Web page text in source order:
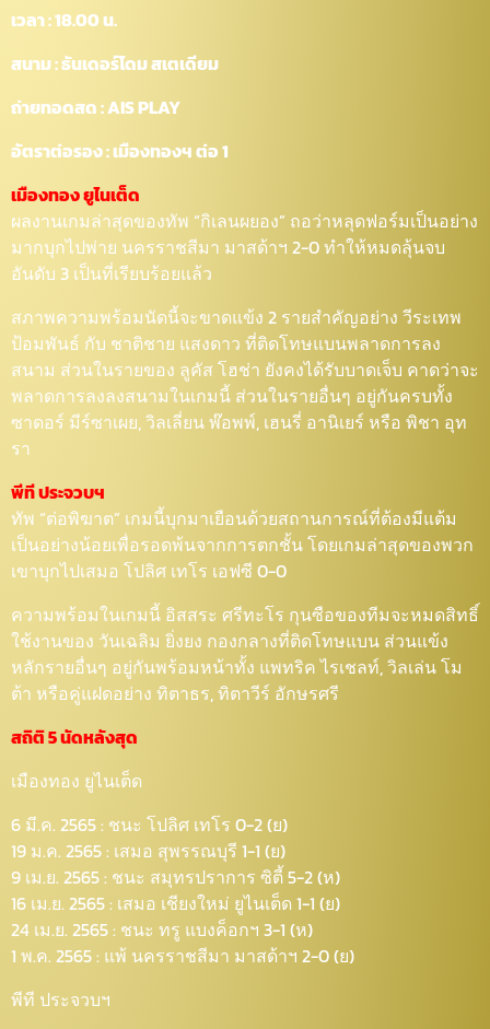
เวลา : 18.00 น.
สนาม : ธันเดอร์โดม สเตเดียม
ถ่ายทอดสด : AIS PLAY
อัตราต่อรอง : เมืองทองฯ ต่อ 1
เมืองทอง ยูไนเต็ด
ผลงานเกมล่าสุดของทัพ “กิเลนผยอง” ถอว่าหลุดฟอร์มเป็นอย่าง
มากบุกไปพ่าย นครราชสีมา มาสด้าฯ 2-0 ทำให้หมดลุ้นจบ
อันดับ 3 เป็นที่เรียบร้อยแล้ว
สภาพความพร้อมนัดนี้จะขาดแข้ง 2 รายสำคัญอย่าง วีระเทพ
ป้อมพันธ์ กับ ชาติชาย แสงดาว ที่ติดโทษแบนพลาดการลง
สนาม ส่วนในรายของ ลูคัส โฮช่า ยังคงได้รับบาดเจ็บ คาดว่าจะ
พลาดการลงลงสนามในเกมนี้ ส่วนในรายอื่นๆ อยู่กันครบทั้ง
ซาดอร์ มีร์ซาเผย, วิลเลี่ยน พ๊อพพ์, เฮนรี่ อานิเยร์ หรือ พิชา อุท
รา
พีที ประจวบฯ
ทัพ “ต่อพิฆาต” เกมนี้บุกมาเยือนด้วยสถานการณ์ที่ต้องมีแต้ม
เป็นอย่างน้อยเพื่อรอดพ้นจากการตกชั้น โดยเกมล่าสุดของพวก
เขาบุกไปเสมอ โปลิศ เทโร เอฟซี 0-0
ความพร้อมในเกมนี้ อิสสระ ศรีทะโร กุนซือของทีมจะหมดสิทธิ์
ใช้งานของ วันเฉลิม ยิ่งยง กองกลางที่ติดโทษแบน ส่วนแข้ง
หลักรายอื่นๆ อยู่กันพร้อมหน้าทั้ง แพทริค ไรเชลท์, วิลเล่น โม
ต้า หรือคู่แฝดอย่าง ทิตาธร, ทิตาวีร์ อักษรศรี
สถิติ 5 นัดหลังสุด
เมืองทอง ยูไนเต็ด
6 มี.ค. 2565 : ชนะ โปลิศ เทโร 0-2 (ย)
19 ม.ค. 2565 : เสมอ สุพรรณบุรี 1-1 (ย)
9 เม.ย. 2565 : ชนะ สมุทรปราการ ซิตี้ 5-2 (ห)
16 เม.ย. 2565 : เสมอ เชียงใหม่ ยูไนเต็ด 1-1 (ย)
24 เม.ย. 2565 : ชนะ ทรู แบงค็อกฯ 3-1 (ห)
1 พ.ค. 2565 : แพ้ นครราชสีมา มาสด้าฯ 2-0 (ย)
พีที ประจวบฯ